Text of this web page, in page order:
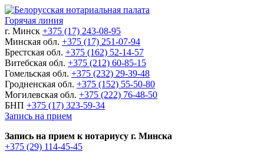
Горячая линия
г. Минск +375 (17) 243-08-95
Минская обл. +375 (17) 251-07-94
Брестская обл. +375 (162) 52-14-57
Витебская обл. +375 (212) 60-85-15
Гомельская обл. +375 (232) 29-39-48
Гродненская обл. +375 (152) 55-50-80
Могилевская обл. +375 (222) 76-48-50
БНП +375 (17) 323-59-34
Запись на прием
Запись на прием к нотариусу г. Минска
+375 (29) 114-45-45